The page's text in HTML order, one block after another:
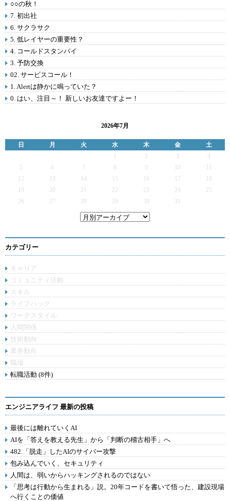
○○の秋！
7. 初出社
6. サクラサク
5. 低レイヤーの重要性？
4. コールドスタンバイ
3. 予防交換
02. サービスコール！
1. Alertは静かに鳴っていた？
0. はい、注目～！ 新しいお友達ですよー！
2026年7月
日 月 火 水 木 金
土
2 3
4
5
6 7 9
12
13 14 15 16 17
19
20 21 22 23 24
25
26
27 28 29 30 31
カテゴリー
キャリア
コミュニティ活動
スキル
ライフハック
ワークスタイル
人間関係
技術動向
業界動向
職場
転職活動 (8件)
エンジニアライフ 最新の投稿
最後には離れていくAI
AIを「答えを教える先生」から「判断の稽古相手」へ
482.「脱走」したAIのサイバー攻撃
包み込んでいく、セキュリティ
人間は、弱いからハッキングされるのではない
「思考は行動から生まれる」説。20年コードを書いて悟った、建設現場
へ行くことの価値